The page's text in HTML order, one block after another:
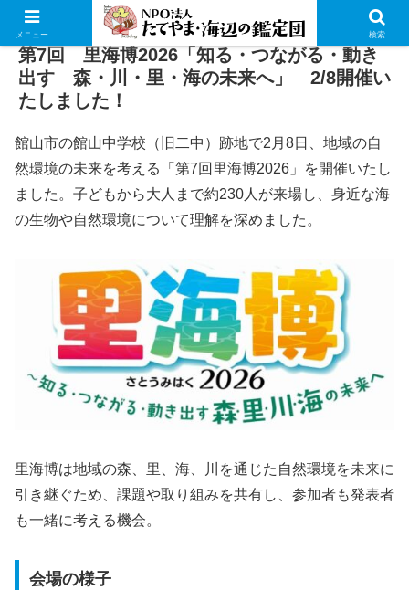
第7回 里海博2026「知る・つながる・動き
出す 森・川・里・海の未来へ」 2/8開催い
たしました！
館山市の館山中学校（旧二中）跡地で2月8日、地域の自
然環境の未来を考える「第7回里海博2026」を開催いたし
ました。子どもから大人まで約230人が来場し、身近な海
の生物や自然環境について理解を深めました。
里海博は地域の森、里、海、川を通じた自然環境を未来に
引き継ぐため、課題や取り組みを共有し、参加者も発表者
も一緒に考える機会。
会場の様子
メニュー 検索